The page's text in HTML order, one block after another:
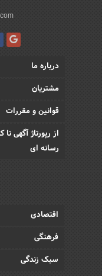
درباره ما
مشتریان
قوانین و مقررات
از رپورتاژ آگهی تا
رسانه ای
اقتصادی
فرهنگی
سبک زندگی